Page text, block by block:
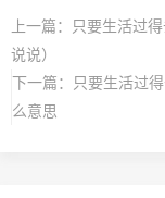
上一篇：
只要生活过
说说）
下一篇：
只要生活过
么意思